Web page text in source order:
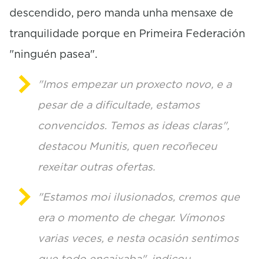
descendido, pero manda unha mensaxe de
tranquilidade porque en Primeira Federación
"ninguén pasea".
"Imos empezar un proxecto novo, e a
pesar de a dificultade, estamos
convencidos. Temos as ideas claras",
destacou Munitis, quen recoñeceu
rexeitar outras ofertas.
"Estamos moi ilusionados, cremos que
era o momento de chegar. Vímonos
varias veces, e nesta ocasión sentimos